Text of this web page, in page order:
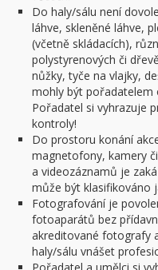
Do haly/sálu není
láhve, skleněné láhve,
(včetně skládacích),
polystyrenových či
nůžky, tyče na vlajky,
mohly být pořadatelem
Pořadatel si vyhrazuje
kontroly!
Do prostoru konání
magnetofony, kamery
a videozáznamů je
může být klasifikováno
Fotografování je
fotoaparátů bez
akreditované fotografy
haly/sálu vnášet